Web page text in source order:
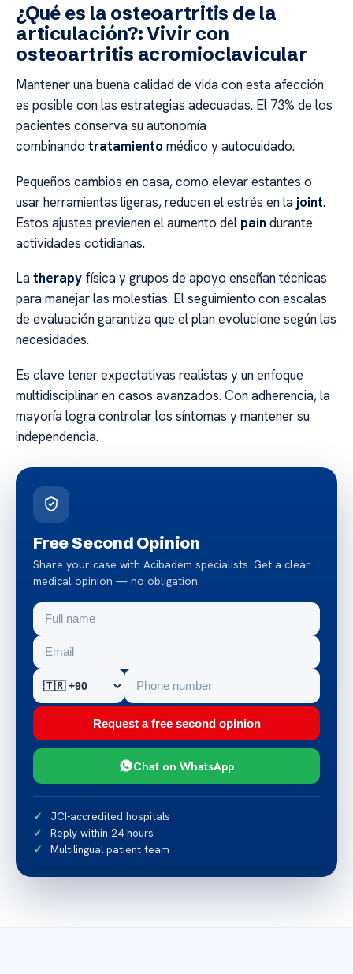
¿Qué es la osteoartritis de la
articulación?: Vivir con
osteoartritis acromioclavicular
Mantener una buena calidad de vida con esta afección
es posible con las estrategias adecuadas. El 73% de los
pacientes conserva su autonomía
combinando tratamiento médico y autocuidado.
Pequeños cambios en casa, como elevar estantes o
usar herramientas ligeras, reducen el estrés en la joint.
Estos ajustes previenen el aumento del pain durante
actividades cotidianas.
Latherapy física y grupos de apoyo enseñan técnicas
para manejar las molestias. El seguimiento con escalas
de evaluación garantiza que el plan evolucione según las
necesidades.
Es clave tener expectativas realistas y un enfoque
multidisciplinar en casos avanzados. Con adherencia, la
mayoría logra controlar los síntomas y mantener su
independencia.
Free Second Opinion
Share your case with Acibadem specialists. Get a clear
medical opinion — no obligation.
Request a free second opinion
Chat on WhatsApp
JCI-accredited hospitals
Reply within 24 hours
Multilingual patient team